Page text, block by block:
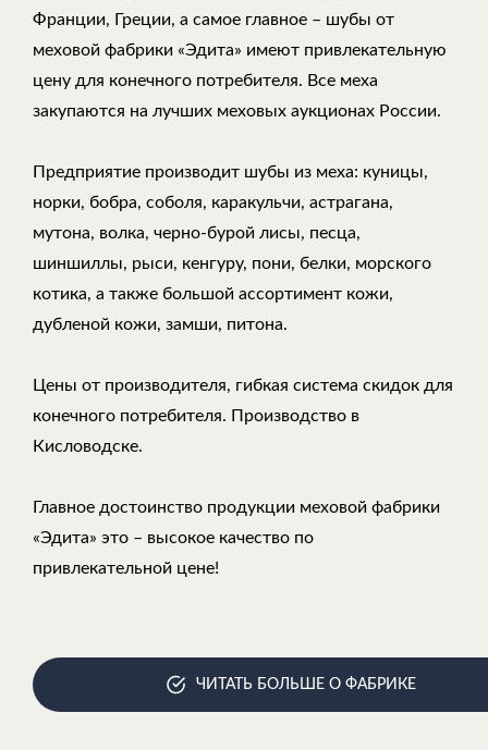
Франции, Греции, а самое главное – шубы от
меховой фабрики «Эдита» имеют привлекательную
цену для конечного потребителя. Все меха
закупаются на лучших меховых аукционах России.
Предприятие производит шубы из меха: куницы,
норки, бобра, соболя, каракульчи, астрагана,
мутона, волка, черно-бурой лисы, песца,
шиншиллы, рыси, кенгуру, пони, белки, морского
котика, а также большой ассортимент кожи,
дубленой кожи, замши, питона.
Цены от производителя, гибкая система скидок для
конечного потребителя. Производство в
Кисловодске.
Главное достоинство продукции меховой фабрики
«Эдита» это – высокое качество по
привлекательной цене!
ЧИТАТЬ БОЛЬШЕ О ФАБРИКЕ